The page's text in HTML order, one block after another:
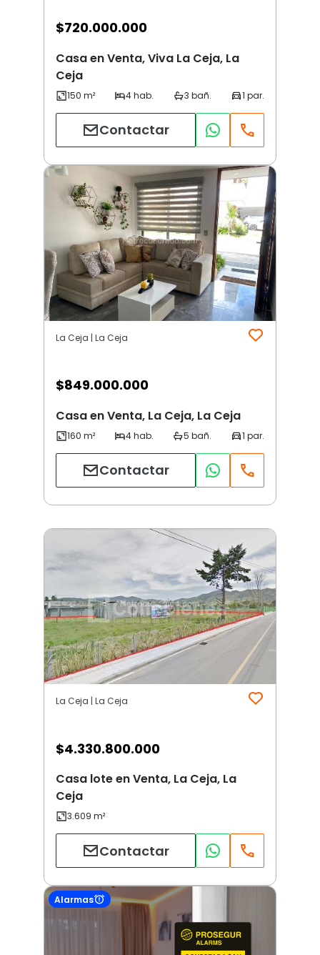
$720.000.000
Casa en Venta, Viva La Ceja, La
Ceja
Contactar
La Ceja | La Ceja
$849.000.000
Casa en Venta, La Ceja, La Ceja
Contactar
La Ceja | La Ceja
$4.330.800.000
Casa lote en Venta, La Ceja, La
Ceja
Contactar
Alarmas